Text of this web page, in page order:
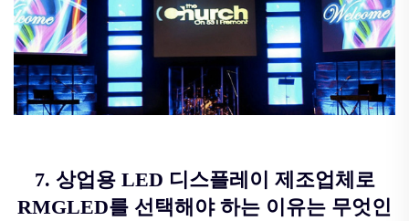
7. 상업용 LED 디스플레이 제조업체로
RMGLED를 선택해야 하는 이유는 무엇인